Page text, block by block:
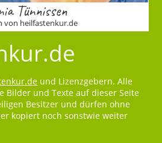
Tünnissen
von heilfastenkur.de
und Lizenzgebern. Alle
Bilder und Texte auf dieser Seite
Besitzer und dürfen ohne
kopiert noch sonstwie weiter